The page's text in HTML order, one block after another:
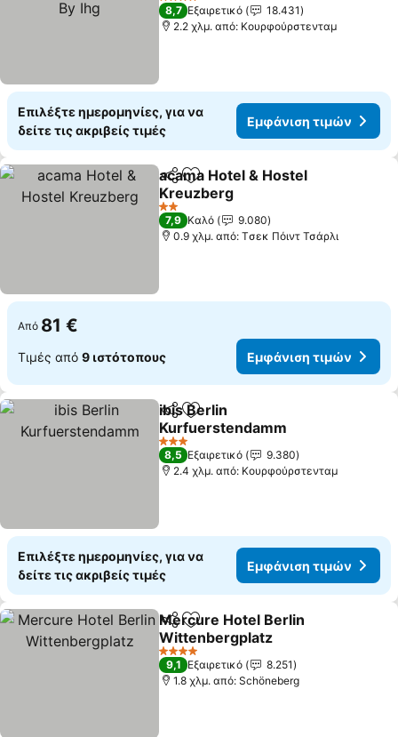
4 Αστέρια
8,7 Εξαιρετικό
18.431
2.2 χλμ. από: Κουρφούρστενταμ
Επιλέξτε ημερομηνίες, για να
δείτε τις ακριβείς τιμές
Εμφάνιση τιμών
Κοινοποίηση
Προσθήκη στα αγαπημένα
acama Hotel & Hostel
Kreuzberg
2 Αστέρια
7,9 Καλό
9.080
0.9 χλμ. από: Tσεκ Πόιντ Τσάρλι
Από 81 €
Τιμές από 9 ιστότοπους Εμφάνιση τιμών
Κοινοποίηση
Προσθήκη στα αγαπημένα
ibis Berlin
Kurfuerstendamm
3 Αστέρια
8,5 Εξαιρετικό
9.380
2.4 χλμ. από: Κουρφούρστενταμ
Επιλέξτε ημερομηνίες, για να
δείτε τις ακριβείς τιμές
Εμφάνιση τιμών
Κοινοποίηση
Προσθήκη στα αγαπημένα
Mercure Hotel Berlin
Wittenbergplatz
4 Αστέρια
9,1 Εξαιρετικό
8.251
1.8 χλμ. από: Schöneberg